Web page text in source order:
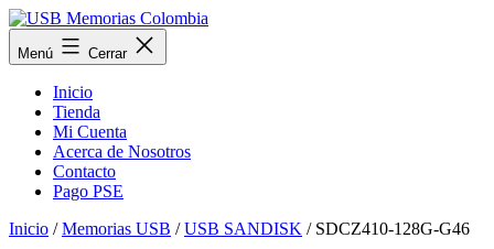
Saltar
al
contenido
USB
Memorias
Menú Cerrar
Inicio
Tienda
Mi Cuenta
Acerca de Nosotros
Contacto
Pago PSE
Inicio /Memorias USB /USB SANDISK / SDCZ410-128G-G46